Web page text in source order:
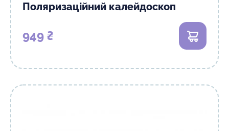
Поляризаційний калейдоскоп
949 ₴